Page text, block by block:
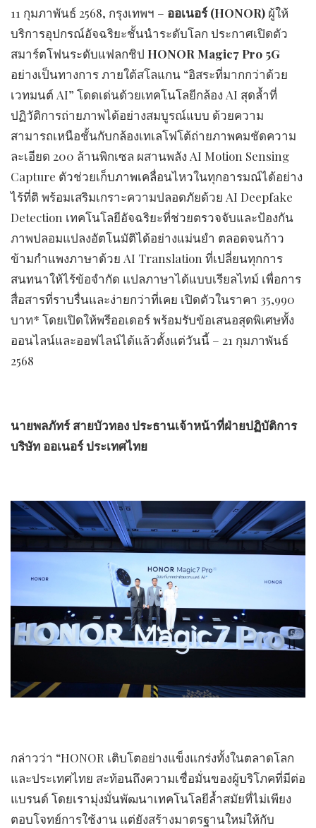
11 กุมภาพันธ์ 2568, กรุงเทพฯ – ออเนอร์ (HONOR) ผู้ให้
บริการอุปกรณ์อัจฉริยะชั้นนำระดับโลก ประกาศเปิดตัว
สมาร์ตโฟนระดับแฟลกชิป HONOR Magic7 Pro 5G
อย่างเป็นทางการ ภายใต้สโลแกน “อิสระที่มากกว่าด้วย
เวทมนต์ AI” โดดเด่นด้วยเทคโนโลยีกล้อง AI สุดล้ำที่
ปฏิวัติการถ่ายภาพได้อย่างสมบูรณ์แบบ ด้วยความ
สามารถเหนือชั้นกับกล้องเทเลโฟโต้ถ่ายภาพคมชัดความ
ละเอียด 200 ล้านพิกเซล ผสานพลัง AI Motion Sensing
Capture ตัวช่วยเก็บภาพเคลื่อนไหวในทุกอารมณ์ได้อย่าง
ไร้ที่ติ พร้อมเสริมเกราะความปลอดภัยด้วย AI Deepfake
Detection เทคโนโลยีอัจฉริยะที่ช่วยตรวจจับและป้องกัน
ภาพปลอมแปลงอัตโนมัติได้อย่างแม่นยำ ตลอดจนก้าว
ข้ามกำแพงภาษาด้วย AI Translation ที่เปลี่ยนทุกการ
สนทนาให้ไร้ข้อจำกัด แปลภาษาได้แบบเรียลไทม์ เพื่อการ
สื่อสารที่ราบรื่นและง่ายกว่าที่เคย เปิดตัวในราคา 35,990
บาท* โดยเปิดให้พรีออเดอร์ พร้อมรับข้อเสนอสุดพิเศษทั้ง
ออนไลน์และออฟไลน์ได้แล้วตั้งแต่วันนี้ – 21 กุมภาพันธ์
2568
นายพลภัทร์ สายบัวทอง ประธานเจ้าหน้าที่ฝ่ายปฏิบัติการ
บริษัท ออเนอร์ ประเทศไทย
กล่าวว่า “HONOR เติบโตอย่างแข็งแกร่งทั้งในตลาดโลก
และประเทศไทย สะท้อนถึงความเชื่อมั่นของผู้บริโภคที่มีต่อ
แบรนด์ โดยเรามุ่งมั่นพัฒนาเทคโนโลยีล้ำสมัยที่ไม่เพียง
ตอบโจทย์การใช้งาน แต่ยังสร้างมาตรฐานใหม่ให้กับ